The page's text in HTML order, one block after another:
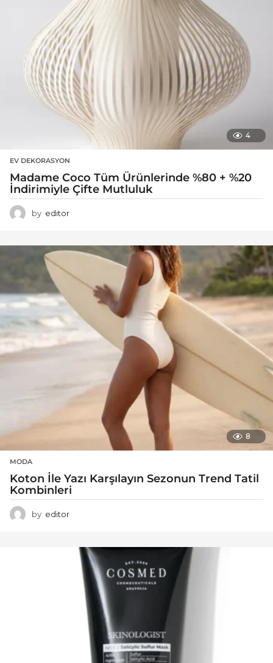
4
EV DEKORASYON
Madame Coco Tüm Ürünlerinde %80 + %20
İndirimiyle Çifte Mutluluk
by editor
8
MODA
Koton İle Yazı Karşılayın Sezonun Trend Tatil
Kombinleri
by editor